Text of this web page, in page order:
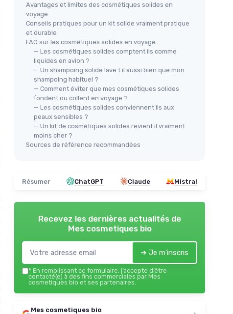
Avantages et limites des cosmétiques solides en
voyage
Conseils pratiques pour un kit solide vraiment pratique
et durable
FAQ sur les cosmétiques solides en voyage
— Les cosmétiques solides comptent ils comme
liquides en avion ?
— Un shampoing solide lave t il aussi bien que mon
shampoing habituel ?
— Comment éviter que mes cosmétiques solides
fondent ou collent en voyage ?
— Les cosmétiques solides conviennent ils aux
peaux sensibles ?
— Un kit de cosmétiques solides revient il vraiment
moins cher ?
Sources de référence recommandées
Résumer ChatGPT Claude Mistral
Recevez les dernières actualités de
Mes cosmetiques bio
➔ Je m'inscris
* En remplissant ce formulaire, j’accepte d’être
contacté(e) à des fins commerciales par Mes
cosmetiques bio et ses partenaires.
Mes cosmetiques bio